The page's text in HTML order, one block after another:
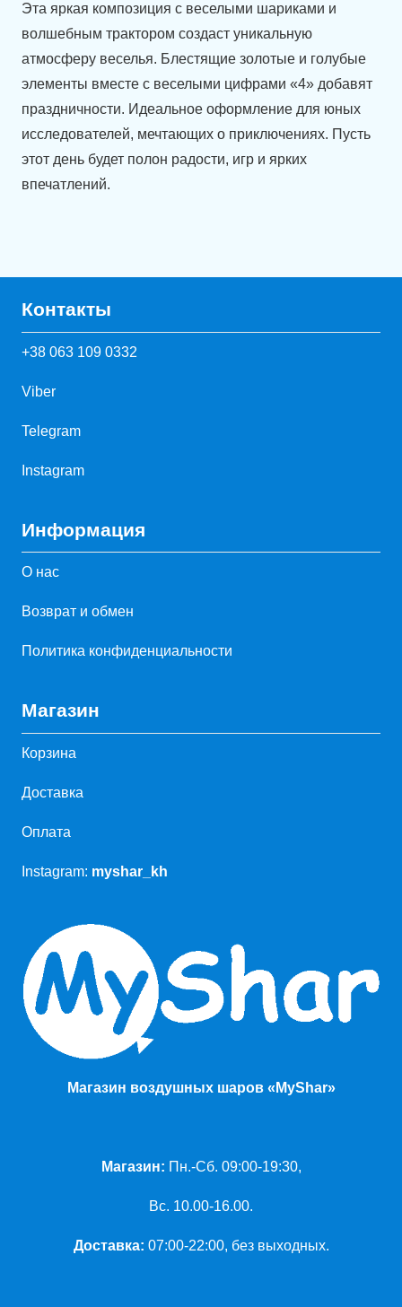
Эта яркая композиция с веселыми шариками и
волшебным трактором создаст уникальную
атмосферу веселья. Блестящие золотые и голубые
элементы вместе с веселыми цифрами «4» добавят
праздничности. Идеальное оформление для юных
исследователей, мечтающих о приключениях. Пусть
этот день будет полон радости, игр и ярких
впечатлений.
Контакты
+38 063 109 0332
Viber
Telegram
Instagram
Информация
О нас
Возврат и обмен
Политика конфиденциальности
Магазин
Корзина
Доставка
Оплата
Instagram: myshar_kh
Магазин воздушных шаров «MyShar»
Магазин: Пн.-Сб. 09:00-19:30,
Вс. 10.00-16.00.
Доставка: 07:00-22:00, без выходных.